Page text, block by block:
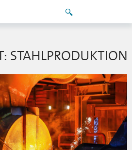
STAHLPRODUKTION